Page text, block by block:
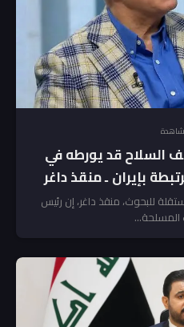
السلاح قد يورطه في
بإيران ـ منقذ داغر
للبحوث، منقذ داغر، إن رئيس
المسلحة...